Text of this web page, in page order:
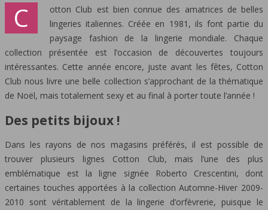
C
otton Club est bien connue des amatrices de belles
lingeries italiennes. Créée en 1981, ils font partie du
paysage fashion de la lingerie mondiale. Chaque
collection présentée est l’occasion de découvertes toujours
intéressantes. Cette année encore, juste avant les fêtes, Cotton
Club nous livre une belle collection s’approchant de la thématique
de Noël, mais totalement sexy et au final à porter toute l’année !
Des petits bijoux !
Dans les rayons de nos magasins préférés, il est possible de
trouver plusieurs lignes Cotton Club, mais l’une des plus
emblématique est la ligne signée Roberto Crescentini, dont
certaines touches apportées à la collection Automne-Hiver 2009-
2010 sont véritablement de la lingerie d’orfèvrerie, puisque le